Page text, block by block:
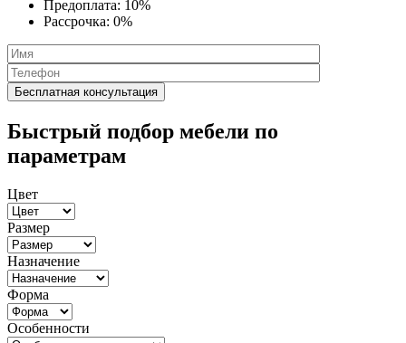
Предоплата: 10%
Рассрочка: 0%
Быстрый подбор мебели по
параметрам
Цвет
Размер
Назначение
Форма
Особенности